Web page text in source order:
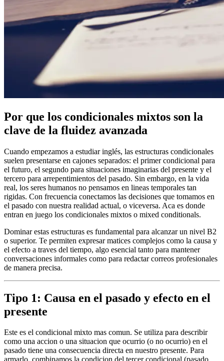
Por que los condicionales mixtos son la
clave de la fluidez avanzada
Cuando empezamos a estudiar inglés, las estructuras condicionales
suelen presentarse en cajones separados: el primer condicional para
el futuro, el segundo para situaciones imaginarias del presente y el
tercero para arrepentimientos del pasado. Sin embargo, en la vida
real, los seres humanos no pensamos en lineas temporales tan
rigidas. Con frecuencia conectamos las decisiones que tomamos en
el pasado con nuestra realidad actual, o viceversa. Aca es donde
entran en juego los condicionales mixtos o mixed conditionals.
Dominar estas estructuras es fundamental para alcanzar un nivel B2
o superior. Te permiten expresar matices complejos como la causa y
el efecto a traves del tiempo, algo esencial tanto para mantener
conversaciones informales como para redactar correos profesionales
de manera precisa.
Tipo 1: Causa en el pasado y efecto en el
presente
Este es el condicional mixto mas comun. Se utiliza para describir
como una accion o una situacion que ocurrio (o no ocurrio) en el
pasado tiene una consecuencia directa en nuestro presente. Para